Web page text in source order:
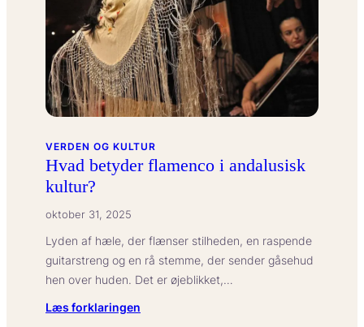
VERDEN OG KULTUR
Hvad betyder flamenco i andalusisk
kultur?
oktober 31, 2025
Lyden af hæle, der flænser stilheden, en raspende
guitarstreng og en rå stemme, der sender gåsehud
hen over huden. Det er øjeblikket,…
Læs forklaringen